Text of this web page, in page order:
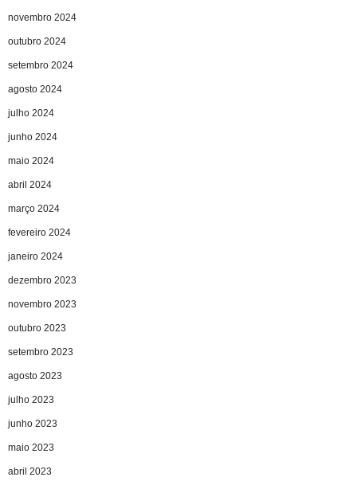
novembro 2024
outubro 2024
setembro 2024
agosto 2024
julho 2024
junho 2024
maio 2024
abril 2024
março 2024
fevereiro 2024
janeiro 2024
dezembro 2023
novembro 2023
outubro 2023
setembro 2023
agosto 2023
julho 2023
junho 2023
maio 2023
abril 2023